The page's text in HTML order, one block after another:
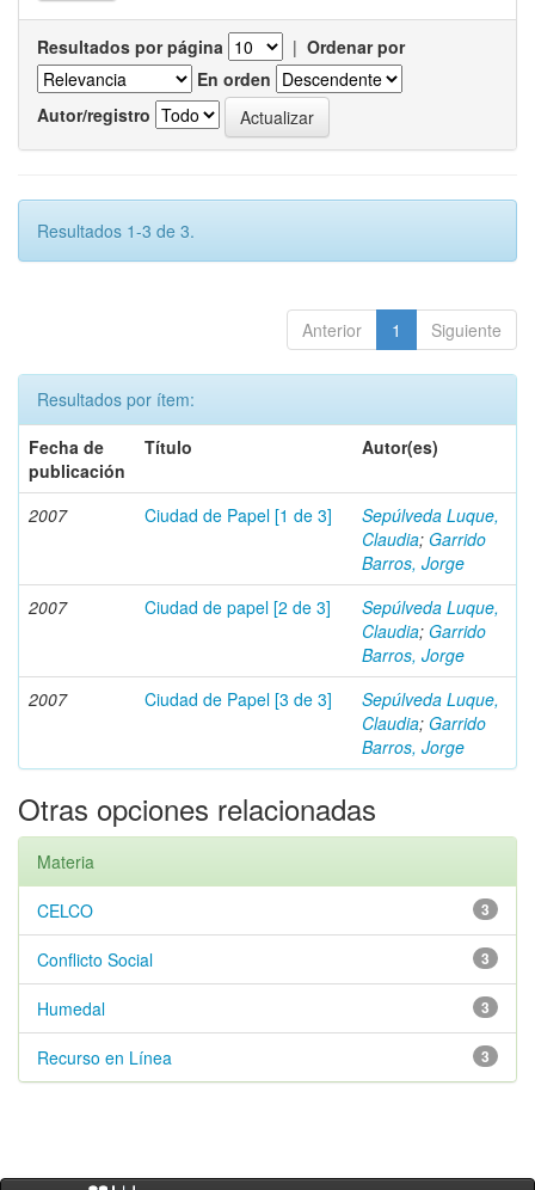
Resultados por página | Ordenar por
En orden
Autor/registro
Resultados 1-3 de 3.
Anterior 1 Siguiente
Resultados por ítem:
Fecha de
publicación
Título Autor(es)
2007 Ciudad de Papel [1 de 3]
Sepúlveda Luque,
Claudia; Garrido
Barros, Jorge
2007
Ciudad de papel [2 de 3]
Sepúlveda Luque,
Claudia; Garrido
Barros, Jorge
2007
Ciudad de Papel [3 de 3]
Sepúlveda Luque,
Claudia; Garrido
Barros, Jorge
Otras opciones relacionadas
Materia
3
CELCO
3
Conflicto Social
3
Humedal
3
Recurso en Línea